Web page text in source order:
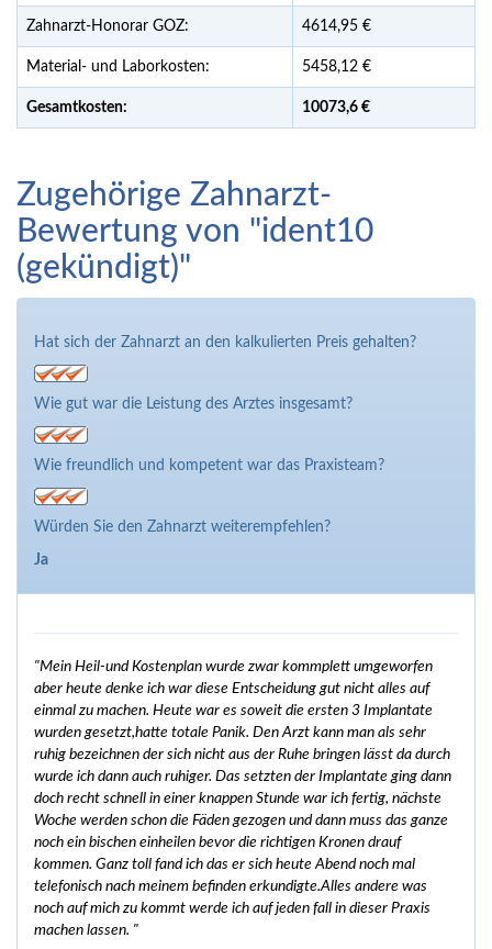
Zahnarzt-Honorar GOZ: 4614,95 €
Material- und Laborkosten: 5458,12 €
Gesamtkosten: 10073,6 €
Zugehörige Zahnarzt-
Bewertung von "ident10
(gekündigt)"
Hat sich der Zahnarzt an den kalkulierten Preis gehalten?
Wie gut war die Leistung des Arztes insgesamt?
Wie freundlich und kompetent war das Praxisteam?
Würden Sie den Zahnarzt weiterempfehlen?
Ja
"Mein Heil-und Kostenplan wurde zwar kommplett umgeworfen
aber heute denke ich war diese Entscheidung gut nicht alles auf
einmal zu machen. Heute war es soweit die ersten 3 Implantate
wurden gesetzt,hatte totale Panik. Den Arzt kann man als sehr
ruhig bezeichnen der sich nicht aus der Ruhe bringen lässt da durch
wurde ich dann auch ruhiger. Das setzten der Implantate ging dann
doch recht schnell in einer knappen Stunde war ich fertig, nächste
Woche werden schon die Fäden gezogen und dann muss das ganze
noch ein bischen einheilen bevor die richtigen Kronen drauf
kommen. Ganz toll fand ich das er sich heute Abend noch mal
telefonisch nach meinem befinden erkundigte.Alles andere was
noch auf mich zu kommt werde ich auf jeden fall in dieser Praxis
machen lassen. "